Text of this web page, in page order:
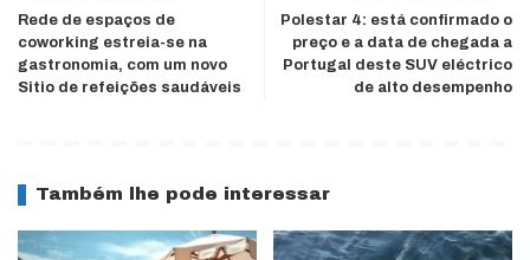
Rede de espaços de
coworking estreia-se na
gastronomia, com um novo
Sitio de refeições saudáveis
Polestar 4: está confirmado o
preço e a data de chegada a
Portugal deste SUV eléctrico
de alto desempenho
Também lhe pode interessar